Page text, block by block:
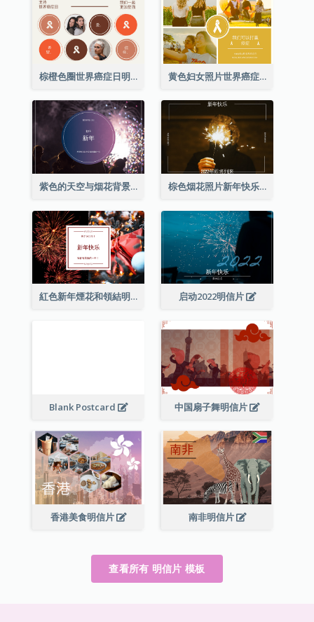
棕橙色圈世界癌症日明信片 黄色妇女照片世界癌症日明信片
紫色的天空与烟花背景新年明信片 棕色烟花照片新年快乐明信片
紅色新年煙花和領結明信片 启动2022明信片
Blank Postcard 中国扇子舞明信片
香港美食明信片 南非明信片
查看所有 明信片 模板